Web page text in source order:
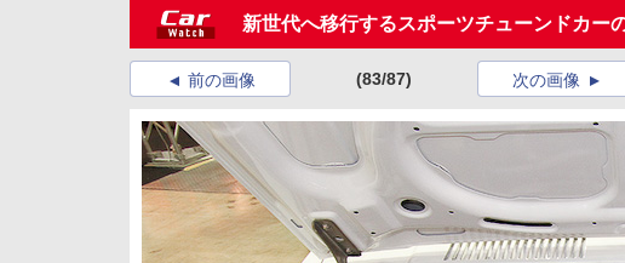
新世代へ移行するスポーツチューンドカー
前の画像 (83/87) 次の画像